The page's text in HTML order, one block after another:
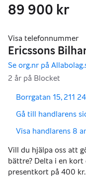
89 900 kr
,
Borrgatan 15, 211
Gå till handlarens
Visa handlarens 8
Vill du hjälpa oss att
bättre? Delta i en
presentkort på 400 kr.